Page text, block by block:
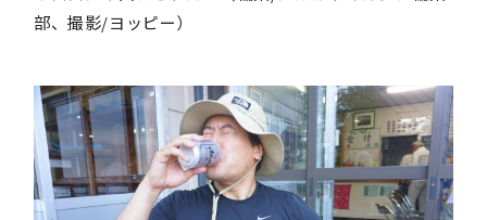
部、撮影/ヨッピー）